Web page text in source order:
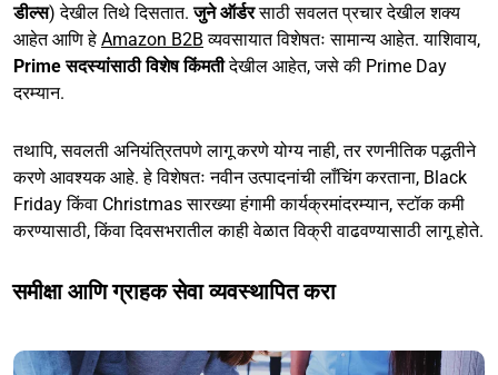
डील्स) देखील तिथे दिसतात.जुने ऑर्डरसाठी सवलत प्रचार देखील शक्य
आहेत आणि हे Amazon B2B व्यवसायात विशेषतः सामान्य आहेत. याशिवाय,
Prime सदस्यांसाठी विशेष किंमतीदेखील आहेत, जसे की Prime Day
दरम्यान.
तथापि, सवलती अनियंत्रितपणे लागू करणे योग्य नाही, तर रणनीतिक पद्धतीने
करणे आवश्यक आहे. हे विशेषतः नवीन उत्पादनांची लाँचिंग करताना, Black
Friday किंवा Christmas सारख्या हंगामी कार्यक्रमांदरम्यान, स्टॉक कमी
करण्यासाठी, किंवा दिवसभरातील काही वेळात विक्री वाढवण्यासाठी लागू होते.
समीक्षा आणि ग्राहक सेवा व्यवस्थापित करा